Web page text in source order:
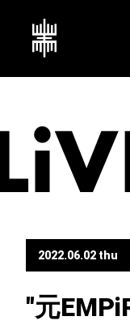
2022.06.02 thu
"元